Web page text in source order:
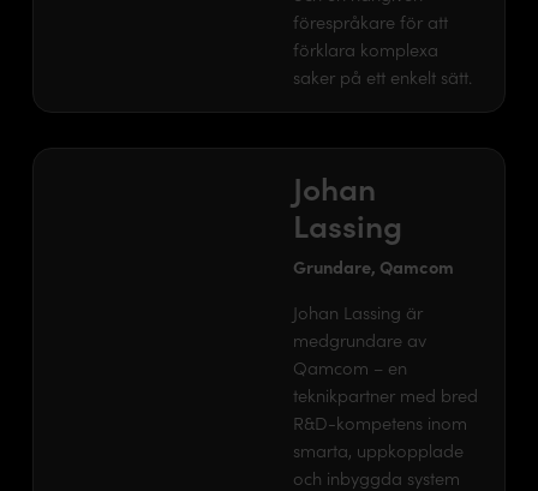
förespråkare för att
förklara komplexa
saker på ett enkelt sätt.
Johan
Lassing
Grundare, Qamcom
Johan Lassing är
medgrundare av
Qamcom – en
teknikpartner med bred
R&D-kompetens inom
smarta, uppkopplade
och inbyggda system